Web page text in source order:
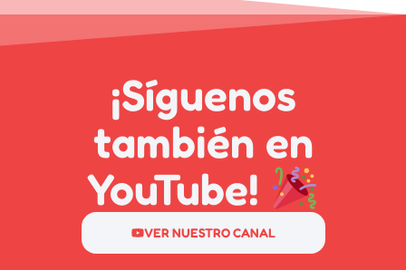
¡Síguenos
también en
YouTube!
VER NUESTRO CANAL